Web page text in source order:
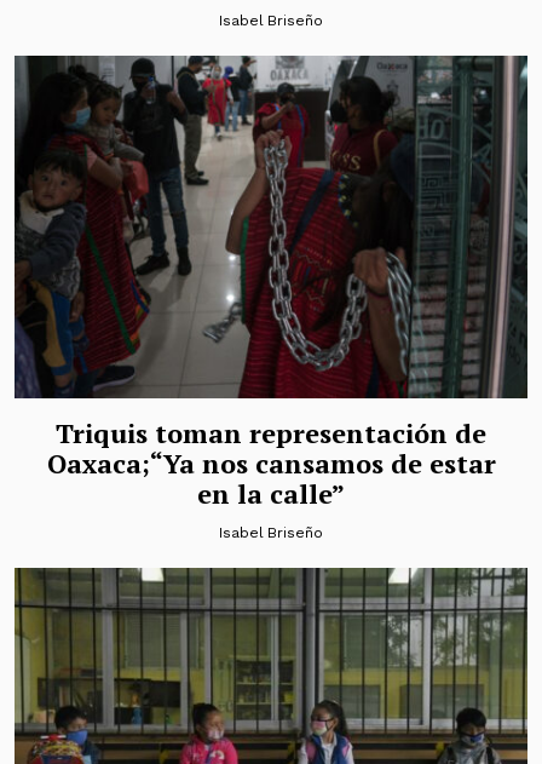
Isabel Briseño
Triquis toman representación de
Oaxaca;“Ya nos cansamos de estar
en la calle”
Isabel Briseño